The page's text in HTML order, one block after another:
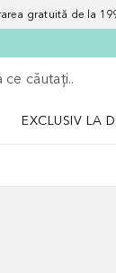
gratuită de la
EXCLUSIV LA